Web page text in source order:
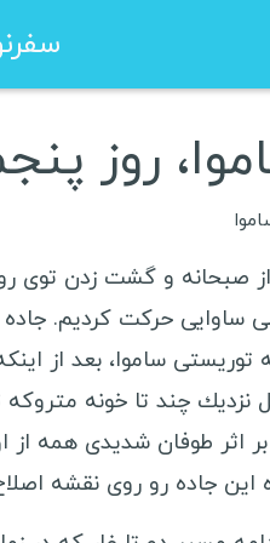
شینگن هلند
شینگن لهستان
سفرنامه آمریکای
مکزیک
کوبا
روز
صبحانه و گشت زدن توى
ساوايى حركت كرديم.
توريستى ساموا، بعد از
نزديك چند تا خونه
اثر طوفان شديدى همه
اين جاده رو روى نقشه